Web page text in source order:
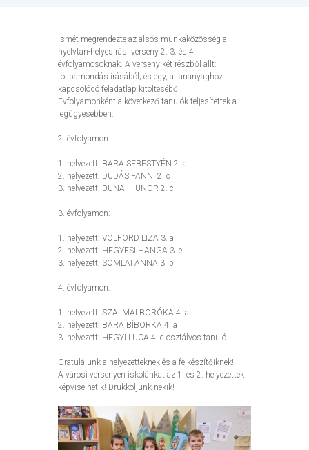
Ismét megrendezte az alsós munkaközösség a
nyelvtan-helyesírási verseny 2. 3. és 4.
évfolyamosoknak. A verseny két részből állt:
tollbamondás írásából; és egy, a tananyaghoz
kapcsolódó feladatlap kitöltéséből.
Évfolyamonként a következő tanulók teljesítettek a
legügyesebben:
2. évfolyamon:
1. helyezett: BARA SEBESTYÉN 2. a
2. helyezett: DUDÁS FANNI 2. c
3. helyezett: DUNAI HUNOR 2. c
3. évfolyamon:
1. helyezett: VOLFORD LIZA 3. a
2. helyezett: HEGYESI HANGA 3. e
3. helyezett: SOMLAI ANNA 3. b
4. évfolyamon:
1. helyezett: SZALMAI BORÓKA 4. a
2. helyezett: BARA BÍBORKA 4. a
3. helyezett: HEGYI LUCA 4. c osztályos tanuló.
Gratulálunk a helyezetteknek és a felkészítőiknek!
A városi versenyen iskolánkat az 1. és 2. helyezettek
képviselhetik! Drukkoljunk nekik!